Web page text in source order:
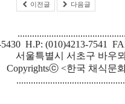
이전글 다음글
H.P: (010)4213-7541
서울특별시 서초구 바우
Copyrightsⓒ <한국 채식문